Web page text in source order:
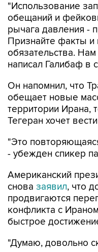
"Использование
обещаний и
рычага давления -
Признайте факты и
обязательства.
написал Галибаф в
Он напомнил, что
обещает новые
территории Ирана,
Тегеран хочет
"Это
- убежден спикер
Американский
снова заявил, что
продвигаются
конфликта с
быстрое
"Думаю, довольно